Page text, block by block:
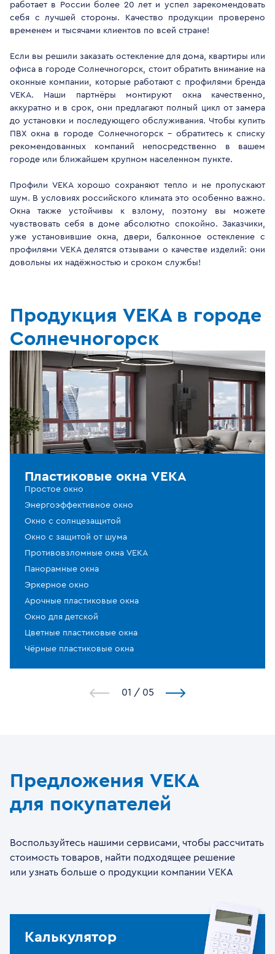
работает в России более 20 лет и успел зарекомендовать
себя с лучшей стороны. Качество продукции проверено
временем и тысячами клиентов по всей стране!
Если вы решили заказать остекление для дома, квартиры или
офиса в городе Солнечногорск, стоит обратить внимание на
оконные компании, которые работают с профилями бренда
VEKA. Наши партнёры монтируют окна качественно,
аккуратно и в срок, они предлагают полный цикл от замера
до установки и последующего обслуживания. Чтобы купить
ПВХ окна в городе Солнечногорск - обратитесь к списку
рекомендованных компаний непосредственно в вашем
городе или ближайшем крупном населенном пункте.
Профили VEKA хорошо сохраняют тепло и не пропускают
шум. В условиях российского климата это особенно важно.
Окна также устойчивы к взлому, поэтому вы можете
чувствовать себя в доме абсолютно спокойно. Заказчики,
уже установившие окна, двери, балконное остекление с
профилями VEKA делятся отзывами о качестве изделий: они
довольны их надёжностью и сроком службы!
Продукция VEKA в городе
Солнечногорск
Пластиковые окна VEKA
Простое окно
Энергоэффективное окно
Окно с солнцезащитой
Окно с защитой от шума
Противовзломные окна VEKA
Панорамные окна
Эркерное окно
Арочные пластиковые окна
Окно для детской
Цветные пластиковые окна
Чёрные пластиковые окна
1 / 5
Предложения VEKA
для покупателей
Воспользуйтесь нашими сервисами, чтобы рассчитать
стоимость товаров, найти подходящее решение
или узнать больше о продукции компании VEKA
Калькулятор